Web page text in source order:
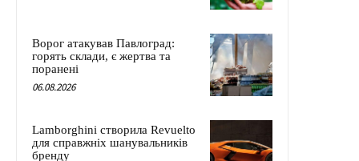
Ворог атакував Павлоград:
горять склади, є жертва та
поранені
06.08.2026
Lamborghini створила Revuelto
для справжніх шанувальників
бренду